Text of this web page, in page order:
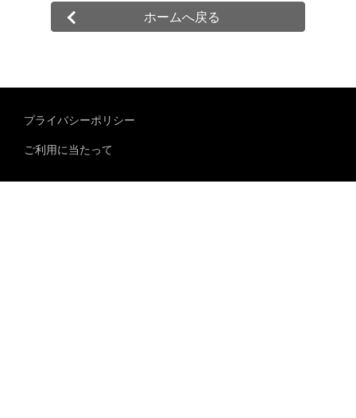
ホームへ戻る
プライバシーポリシー
ご利用に当たって